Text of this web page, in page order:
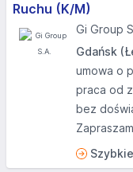
Ruchu (K/M)
Gi Group
Gdańsk
umowa o
praca od
bez